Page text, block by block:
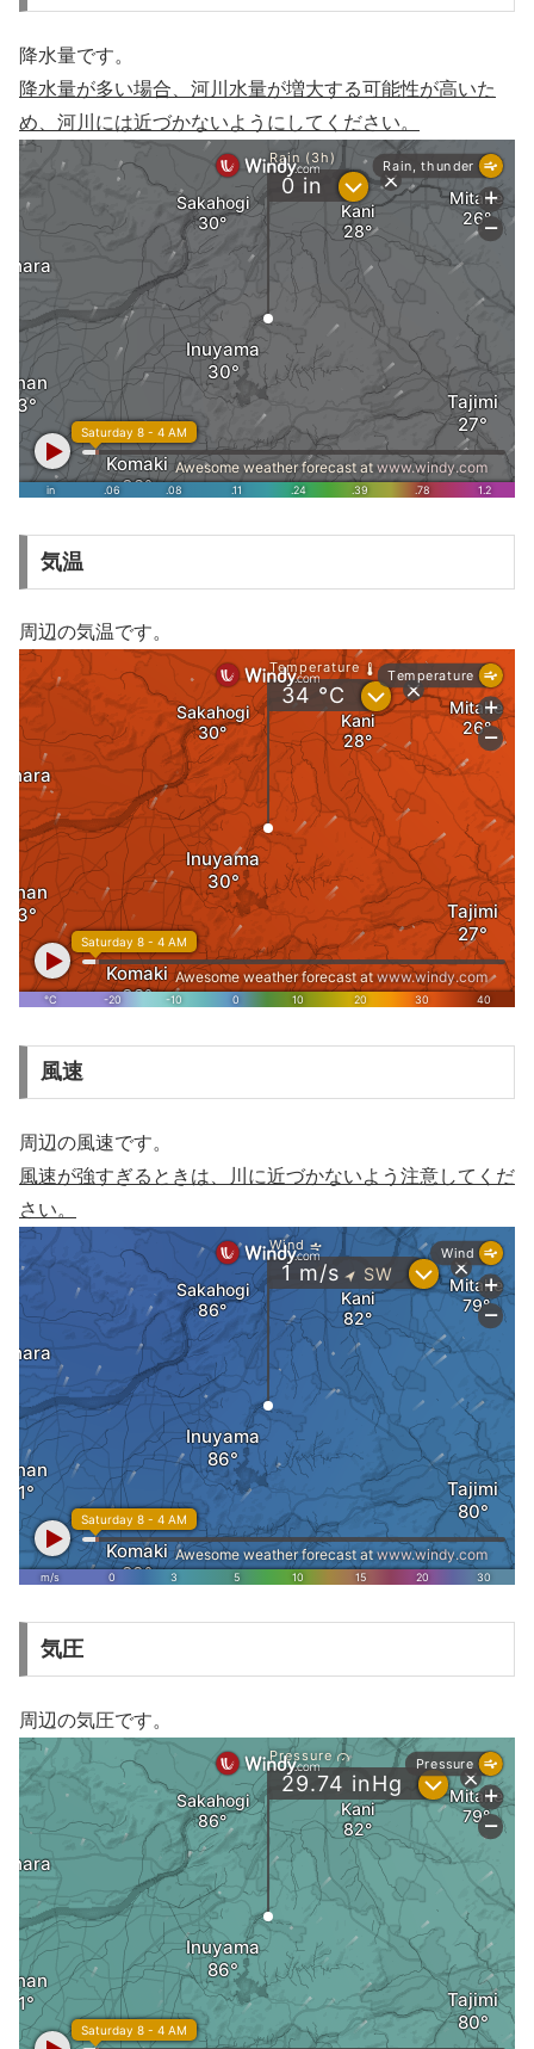
降水量です。
降水量が多い場合、河川水量が増大する可能性が高いた
め、河川には近づかないようにしてください。
気温
周辺の気温です。
風速
周辺の風速です。
風速が強すぎるときは、川に近づかないよう注意してくだ
さい。
気圧
周辺の気圧です。